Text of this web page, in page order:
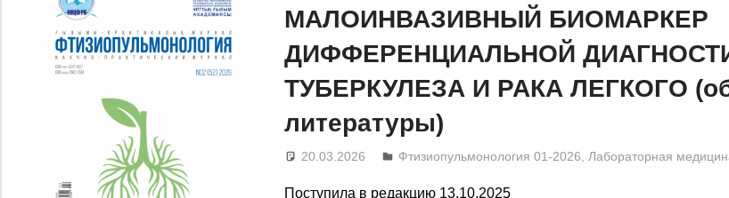
МАЛОИНВАЗИВНЫЙ БИОМАРКЕР
ДИФФЕРЕНЦИАЛЬНОЙ
ТУБЕРКУЛЕЗА И РАКА ЛЕГКОГО
литературы)
20.03.2026 admin
Фтизиопульмонология 01-2026 Лабораторная
Поступила в редакцию 13.10.2025